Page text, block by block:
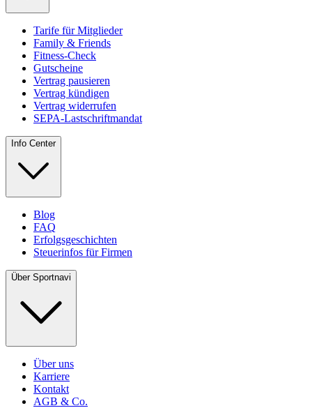
Tarife für Mitglieder
Family & Friends
Fitness-Check
Gutscheine
Vertrag pausieren
Vertrag kündigen
Vertrag widerrufen
SEPA-Lastschriftmandat
Info Center
Blog
FAQ
Erfolgsgeschichten
Steuerinfos für Firmen
Über Sportnavi
Über uns
Karriere
Kontakt
AGB & Co.